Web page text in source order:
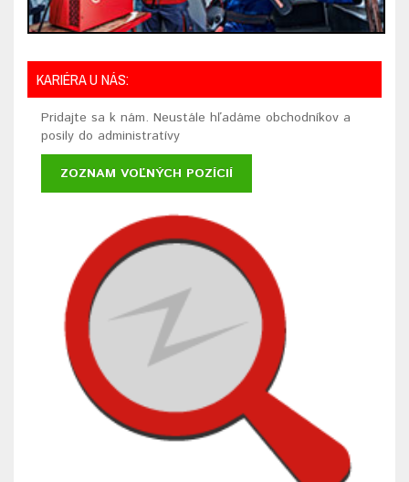
KARIÉRA U NÁS:
Pridajte sa k nám. Neustále hľadáme obchodníkov a
posily do administratívy
ZOZNAM VOĽNÝCH POZÍCIÍ